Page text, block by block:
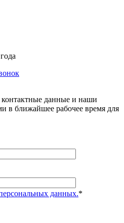
данные и наши
в ближайшее рабочее время для
данных.*